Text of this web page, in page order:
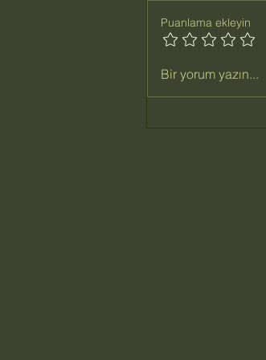
Çölyak ve Spor
Puanlama ekleyin
Bir yorum yazın...